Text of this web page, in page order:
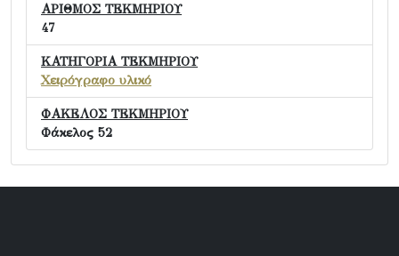
ΑΡΙΘΜΟΣ ΤΕΚΜΗΡΙΟΥ
47
ΚΑΤΗΓΟΡΙΑ ΤΕΚΜΗΡΙΟΥ
Χειρόγραφο υλικό
ΦΑΚΕΛΟΣ ΤΕΚΜΗΡΙΟΥ
Φάκελος 52